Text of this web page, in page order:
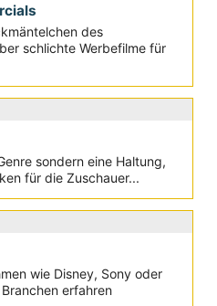
des
schlichte Werbefilme für
sondern eine Haltung,
für die Zuschauer...
wie Disney, Sony oder
erfahren